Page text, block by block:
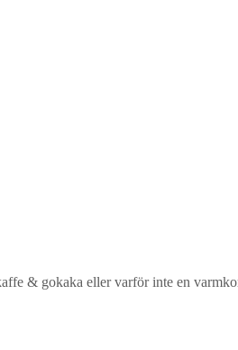
& gokaka eller varför inte en